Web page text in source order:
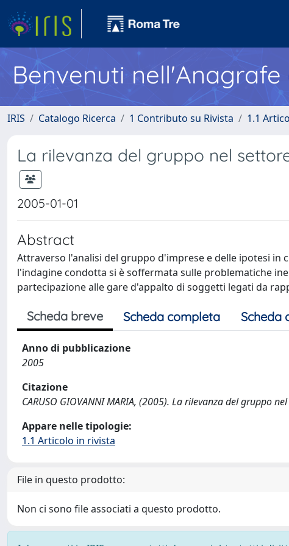
Benvenuti
IRIS Catalogo Ricerca 1 Contributo su Rivista 1.1
La rilevanza del gruppo nel
2005-01-01
Abstract
Attraverso l'analisi del gruppo d'imprese e delle ipotesi in
l'indagine condotta si è soffermata sulle problematiche
partecipazione alle gare d'appalto di soggetti legati da
Scheda breve Scheda completa Scheda
Anno di pubblicazione
2005
Citazione
CARUSO GIOVANNI MARIA, (2005). La rilevanza del gruppo
Appare nelle tipologie:
1.1 Articolo in rivista
File in questo prodotto:
Non ci sono file associati a questo prodotto.